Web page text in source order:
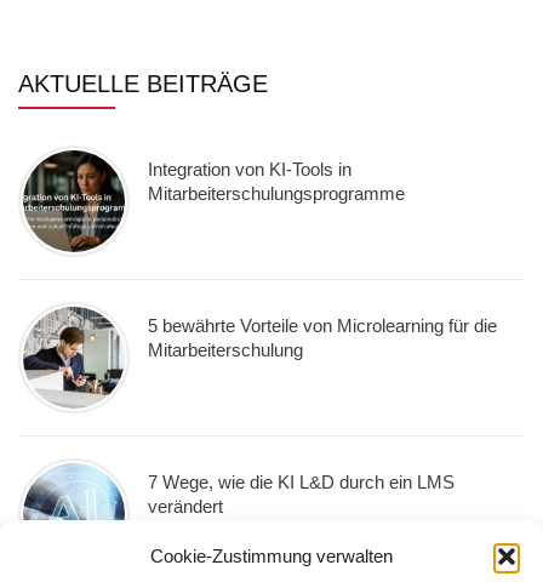
Cookie-Zustimmung verwalten
AKTUELLE BEITRÄGE
Integration von KI-Tools in
Mitarbeiterschulungsprogramme
5 bewährte Vorteile von Microlearning für die
Mitarbeiterschulung
7 Wege, wie die KI L&D durch ein LMS
verändert